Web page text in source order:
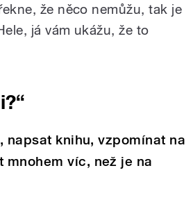
že něco nemůžu, tak je
já vám ukážu, že to
knihu, vzpomínat na
mnohem víc, než je na